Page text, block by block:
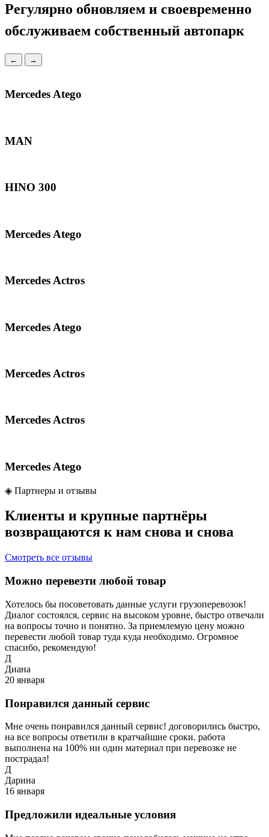
Регулярно обновляем и своевременно
обслуживаем собственный автопарк
← →
Mercedes Atego
MAN
HINO 300
Mercedes Atego
Mercedes Actros
Mercedes Atego
Mercedes Actros
Mercedes Actros
Mercedes Atego
◈ Партнеры и отзывы
Клиенты и крупные партнёры
возвращаются к нам снова и снова
Смотреть все отзывы
Можно перевезти любой товар
Хотелось бы посоветовать данные услуги грузоперевозок!
Диалог состоялся, сервис на высоком уровне, быстро отвечали
на вопросы точно и понятно. За приемлемую цену можно
перевести любой товар туда куда необходимо. Огромное
спасибо, рекомендую!
Д
Диана
20 января
Понравился данный сервис
Мне очень понравился данный сервис! договорились быстро,
на все вопросы ответили в кратчайшие сроки. работа
выполнена на 100% ни один материал при перевозке не
пострадал!
Д
Дарина
16 января
Предложили идеальные условия